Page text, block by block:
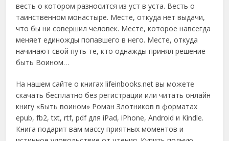
весть о котором разносится из уст в уста. Весть о
таинственном монастыре. Месте, откуда нет выдачи,
что бы ни совершил человек. Месте, которое навсегда
меняет единожды попавшего в него. Месте, откуда
начинают свой путь те, кто однажды принял решение
быть Воином…
На нашем сайте о книгах lifeinbooks.net вы можете
скачать бесплатно без регистрации или читать онлайн
книгу «Быть воином» Роман Злотников в форматах
epub, fb2, txt, rtf, pdf для iPad, iPhone, Android и Kindle.
Книга подарит вам массу приятных моментов и